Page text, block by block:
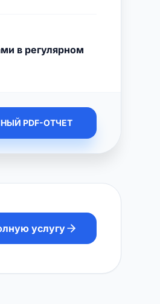
в регулярном
PDF-ОТЧЕТ
услугу